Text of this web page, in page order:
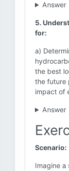
Answer
5.
for:
a)
the best
the future
impact of
Answer
Scenario:
Imagine a